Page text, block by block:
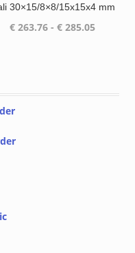
30×15/8×8/15x15x4 mm
€ 263.76 - € 285.05